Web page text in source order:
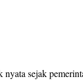
sejak